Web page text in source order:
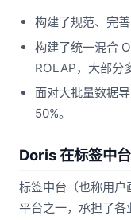
构建了规范、完
构建了统一混合
ROLAP，大部分
面对大批量数据
50%。
Doris 在标签中
标签中台（也称用
平台之一，承担了